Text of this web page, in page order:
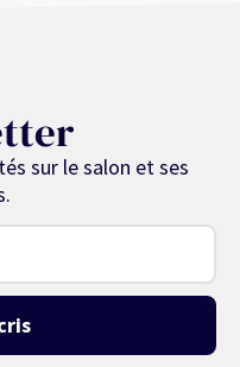
sur le salon et ses